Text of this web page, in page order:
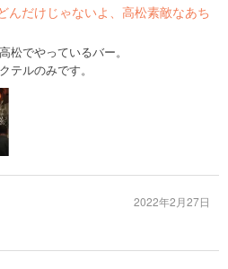
んだけじゃないよ、高松素敵なあち
松でやっているバー。
テルのみです。
2022年2月27日